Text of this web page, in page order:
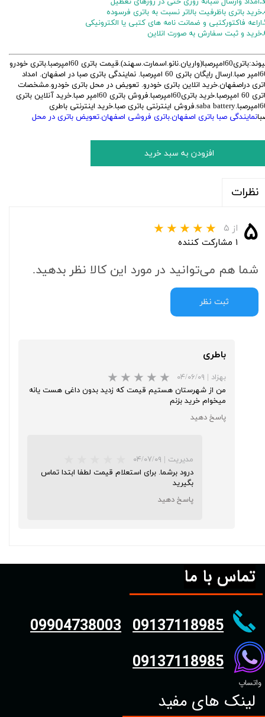
خرید باتری باظرفیت بالاتر نسبت به باتری فرسوده
اراعه فاکتورکتبی و ضمانت نامه های کتبی یا الکترونیکی
خرید و ثبت سفارش به صورت انلاین
پیوند:باتری60امپرصبا(واریان.نانو.اسمارت.سهند).قیمت باتری 60امپرصبا.باتری خودرو
60امپر صبا.ارسال رایگان باتری 60 امپرصبا. نمایندگی باتری صبا در اصفهان. امداد
دراصفهان.خرید انلاین باتری خودرو. تعویض در محل باتری خودرو.مشخصات
باتری 60 امپرصبا.خرید باتری60امپرصبا.فروش باتری 60امپر صبا.خرید آنلاین باتری
60امپرصبا.saba battery.فروش اینترنتی باتری صبا.خرید اینترنتی باطری
نمایندگی صبا باتری اصفهان.باتری فروشی اصفهان.تعویض باتری در محل
افزودن به سبد خرید
نظرات
۵ از ۵
۱ مشارکت کننده
شما هم می‌توانید در مورد این کالا نظر بدهید.
ثبت نظر
باطری
بهزاد
۰۴/۰۶/۰۹
من از شهرستان هستیم قیمت که زدید بدون داغی هست یانه
میخوام خرید بزنم
پاسخ دهید
مدیریت
۰۴/۰۷/۰۹
درود برشما. برای استعلام قیمت لطفا ابتدا تماس
بگیرید
پاسخ دهید
تماس با ما
واتساپ
09904738003 09137118985
09137118985
لینک های مفید